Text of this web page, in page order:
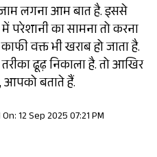
लगना आम बात है. इससे
परेशानी का सामना तो करना
वक्त भी खराब हो जाता है.
ढूढ़ निकाला है. तो आखिर
आपको बताते हैं.
12 Sep 2025 07:21 PM